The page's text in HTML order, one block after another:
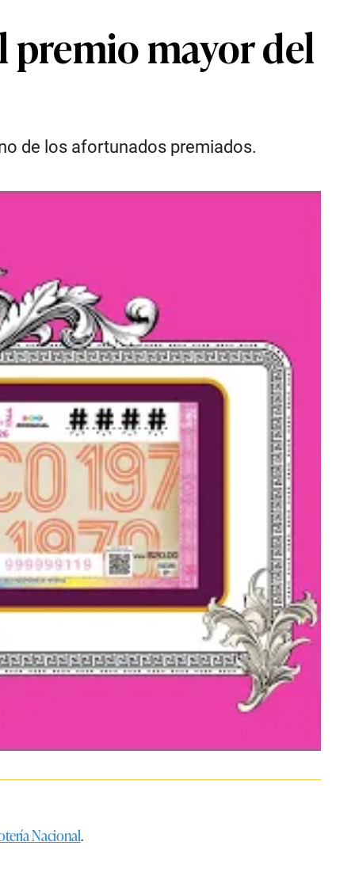
premio mayor del
de los afortunados premiados.
Nacional.